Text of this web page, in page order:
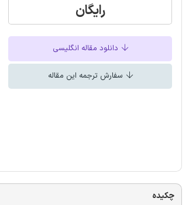
رایگان
دانلود مقاله انگلیسی
سفارش ترجمه این مقاله
چکیده